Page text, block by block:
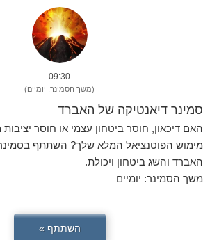
09:30
(משך הסמינר: יומיים)
סמינר דיאנטיקה של האברד
האם דיכאון, חוסר ביטחון עצמי או חוסר
מימוש הפוטנציאל המלא שלך? השתתף
האברד והשג ביטחון ויכולת.
משך הסמינר: יומיים
השתתף »